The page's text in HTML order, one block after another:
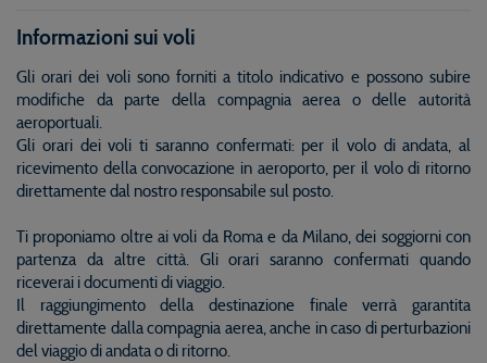
Informazioni sui voli
Gli orari dei voli sono forniti a titolo indicativo e possono subire
modifiche da parte della compagnia aerea o delle autorità
aeroportuali.
Gli orari dei voli ti saranno confermati: per il volo di andata, al
ricevimento della convocazione in aeroporto, per il volo di ritorno
direttamente dal nostro responsabile sul posto.
Ti proponiamo oltre ai voli da Roma e da Milano, dei soggiorni con
partenza da altre città. Gli orari saranno confermati quando
riceverai i documenti di viaggio.
Il raggiungimento della destinazione finale verrà garantita
direttamente dalla compagnia aerea, anche in caso di perturbazioni
del viaggio di andata o di ritorno.